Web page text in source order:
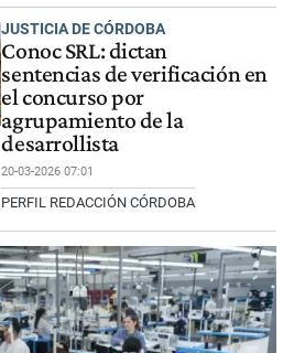
JUSTICIA DE CÓRDOBA
Conoc SRL: dictan
sentencias de verificación en
el concurso por
agrupamiento de la
desarrollista
20-03-2026 07:01
PERFIL REDACCIÓN CÓRDOBA